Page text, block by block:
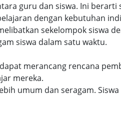
guru dan siswa. Ini berarti
dengan kebutuhan
sekelompok siswa
siswa dalam satu waktu.
merancang rencana
mereka.
umum dan seragam.